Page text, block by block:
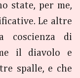
state, per me,
Le altre
coscienza di
il diavolo e
spalle, e che